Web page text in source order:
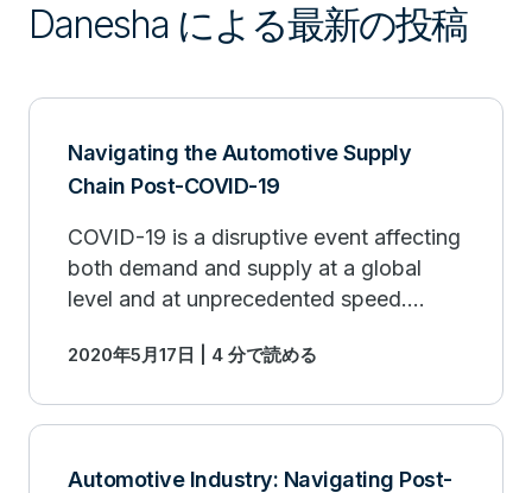
Danesha による最新の投稿
Navigating the Automotive Supply
Chain Post-COVID-19
COVID-19 is a disruptive event affecting
both demand and supply at a global
level and at unprecedented speed.
should respond.
2020年5月17日 | 4 分で読める
Automotive Industry: Navigating Post-